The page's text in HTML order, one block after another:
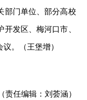
部门单位、部分高校
发区、梅河口市、
。（王堡增）
（责任编辑： 刘荟涵）